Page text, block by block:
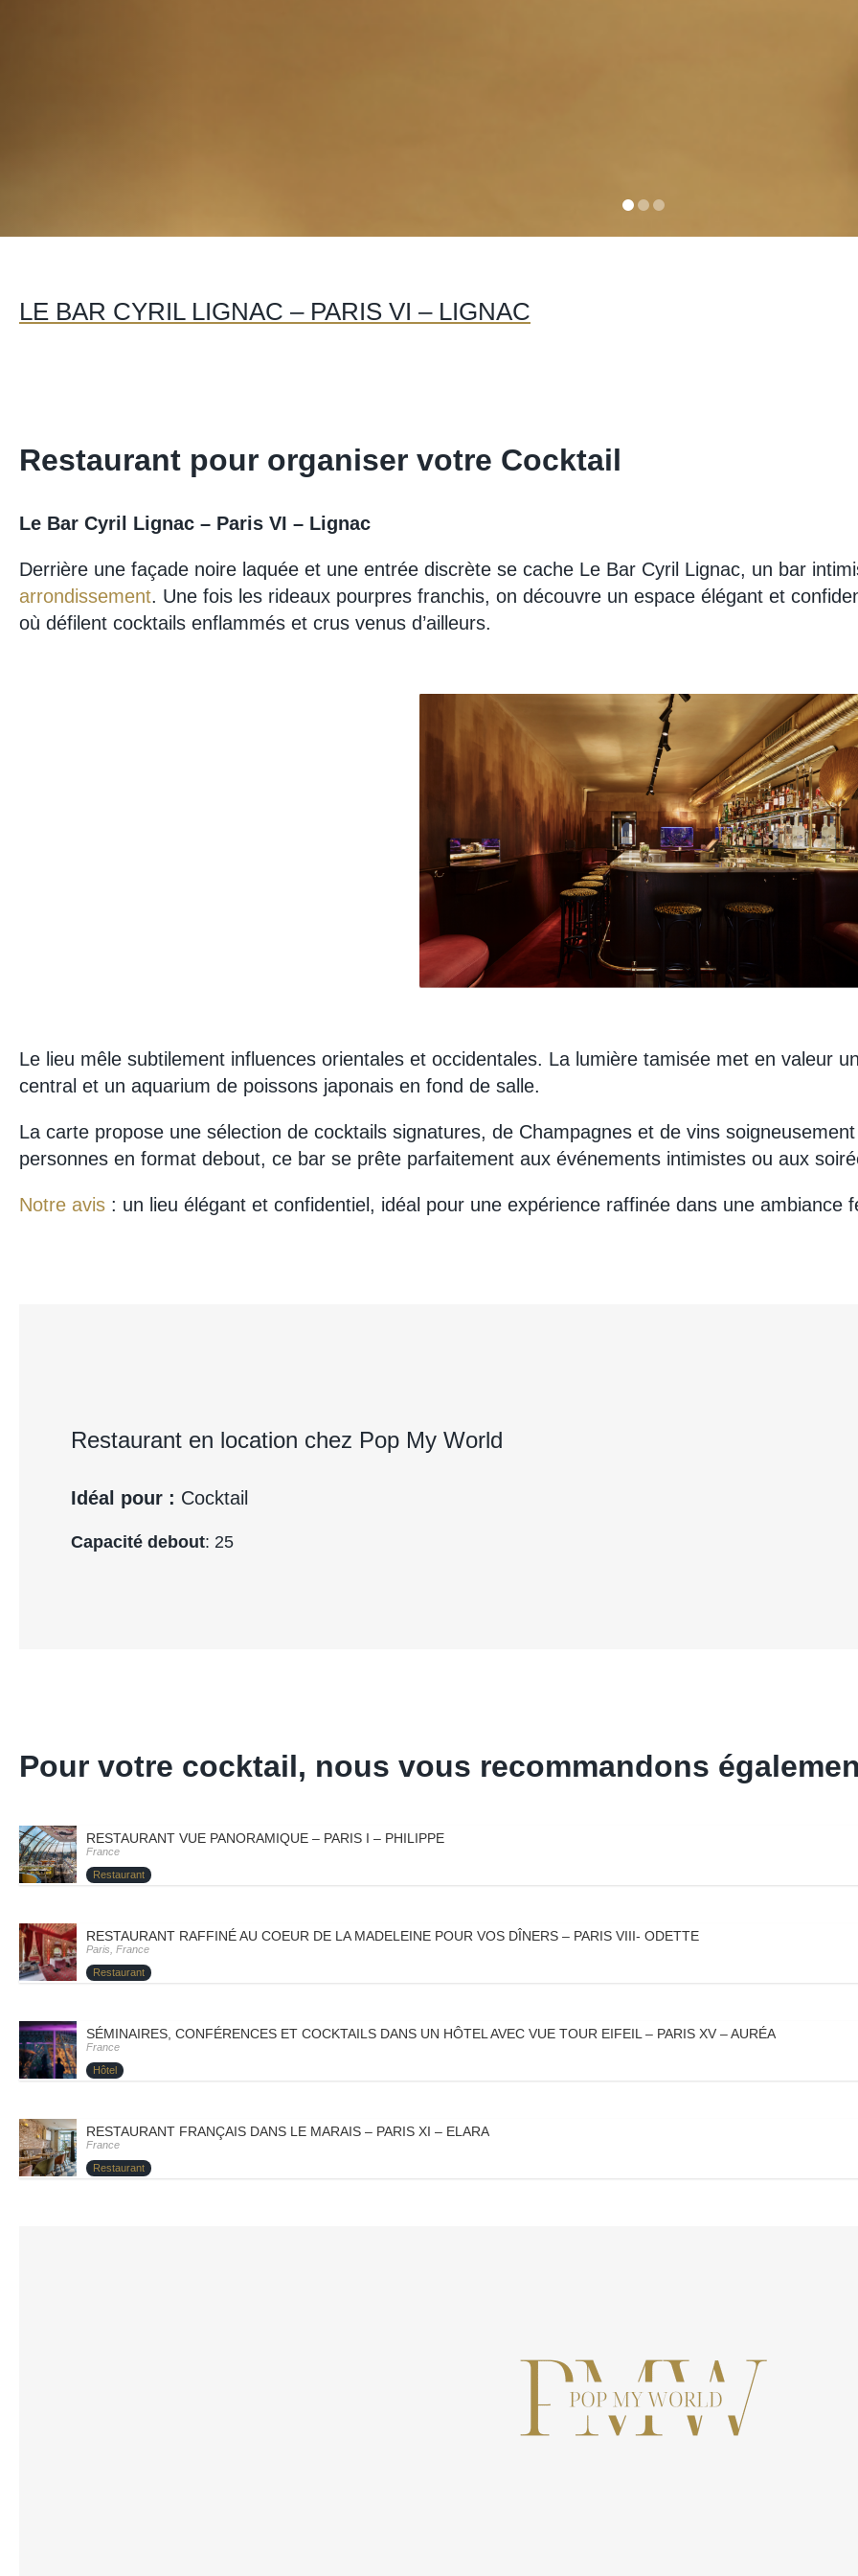
LE BAR CYRIL LIGNAC – PARIS VI – LIGNAC
Restaurant pour organiser votre Cocktail
Le Bar Cyril Lignac – Paris VI – Lignac
Derrière une façade noire laquée et une entrée discrète se cache Le Bar Cyril Lignac, un bar
arrondissement. Une fois les rideaux pourpres franchis, on découvre un espace élégant et
où défilent cocktails enflammés et crus venus d’ailleurs.
Le lieu mêle subtilement influences orientales et occidentales. La lumière tamisée met en valeur
central et un aquarium de poissons japonais en fond de salle.
La carte propose une sélection de cocktails signatures, de Champagnes et de vins
personnes en format debout, ce bar se prête parfaitement aux événements intimistes ou aux
Notre avis : un lieu élégant et confidentiel, idéal pour une expérience raffinée dans une ambiance
Restaurant en location chez Pop My World
Idéal pour : Cocktail
Capacité debout: 25
Pour votre cocktail, nous vous recommandons
RESTAURANT VUE PANORAMIQUE – PARIS I – PHILIPPE
France
Restaurant
RESTAURANT RAFFINÉ AU COEUR DE LA MADELEINE POUR VOS DÎNERS – PARIS VIII- ODETTE
Paris, France
Restaurant
SÉMINAIRES, CONFÉRENCES ET COCKTAILS DANS UN HÔTEL AVEC VUE TOUR EIFEIL – PARIS XV – AURÉA
France
Hôtel
RESTAURANT FRANÇAIS DANS LE MARAIS – PARIS XI – ELARA
France
Restaurant